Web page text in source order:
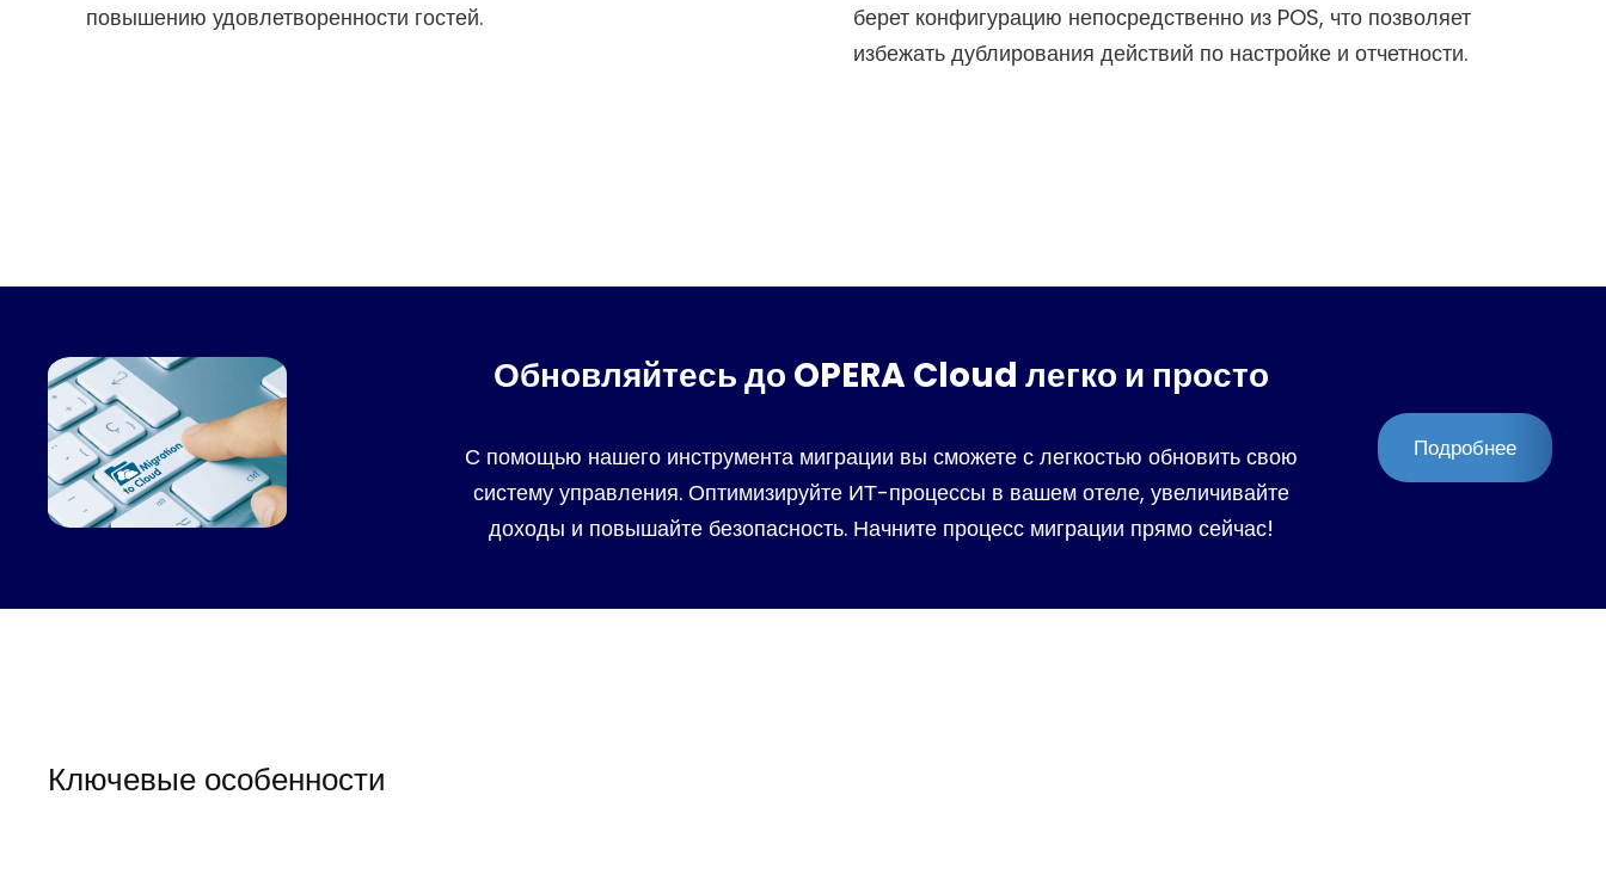
повышению удовлетворенности гостей.
берет конфигурацию непосредственно из POS, что позволяет
избежать дублирования действий по настройке и отчетности.
Обновляйтесь до OPERA Cloud легко и просто
С помощью нашего инструмента миграции вы сможете с легкостью обновить свою
систему управления. Оптимизируйте ИТ-процессы в вашем отеле, увеличивайте
доходы и повышайте безопасность. Начните процесс миграции прямо сейчас!
Подробнее
Ключевые особенности